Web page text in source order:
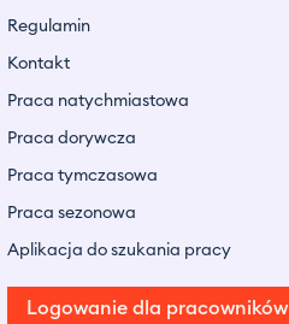
Regulamin
Kontakt
Praca natychmiastowa
Praca dorywcza
Praca tymczasowa
Praca sezonowa
Aplikacja do szukania pracy
Logowanie dla pracowników